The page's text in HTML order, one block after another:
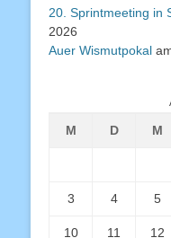
20. Sprintmeeting in
2026
Auer Wismutpokal
M D M
3 4 5
10 11 12